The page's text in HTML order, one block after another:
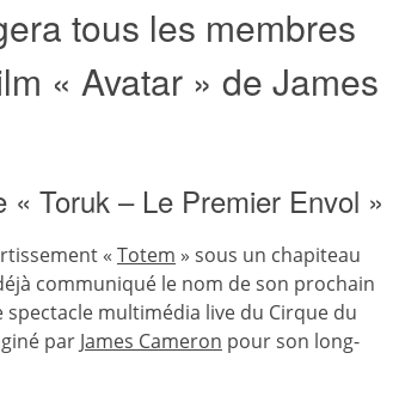
tous les membres
« Avatar » de James
Toruk – Le Premier Envol »
« Totem » sous un chapiteau
communiqué le nom de son prochain
spectacle multimédia live du Cirque du
par James Cameron pour son long-